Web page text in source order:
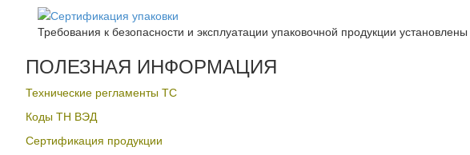
Требования к безопасности и эксплуатации упаковочной продукции
ПОЛЕЗНАЯ ИНФОРМАЦИЯ
Технические регламенты ТС
Коды ТН ВЭД
Сертификация продукции